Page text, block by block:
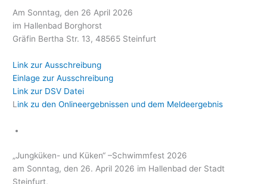
Am Sonntag, den 26 April 2026
im Hallenbad Borghorst
Gräfin Bertha Str. 13, 48565 Steinfurt
Link zur Ausschreibung
Einlage zur Ausschreibung
Link zur DSV Datei
L ink zu den Onlineergebnissen und dem Meldeergebnis
„Jungküken- und Küken“ –Schwimmfest 2026
am Sonntag, den 26. April 2026 im Hallenbad der Stadt
Steinfurt,